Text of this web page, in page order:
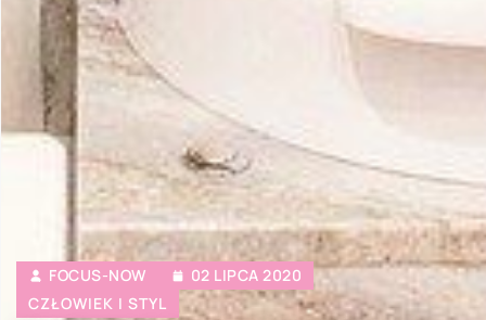
FOCUS-NOW
02 LIPCA 2020
CZŁOWIEK I STYL